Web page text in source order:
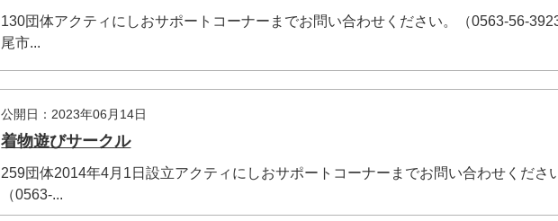
130団体アクティにしおサポートコーナーまでお問い合わせください。（0563-56-
尾市...
公開日：2023年06月14日
着物遊びサークル
259団体2014年4月1日設立アクティにしおサポートコーナーまでお問い合わせくださ
（0563-...